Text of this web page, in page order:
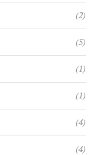
(2)
(5)
(1)
(1)
(4)
(4)